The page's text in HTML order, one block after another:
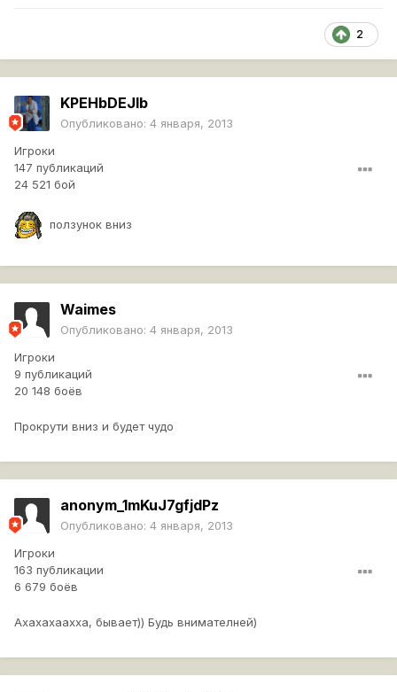
2
KPEHbDEJlb
Опубликовано: 4 января, 2013
Игроки
147 публикаций
24 521 бой
ползунок вниз
Waimes
Опубликовано: 4 января, 2013
Игроки
9 публикаций
20 148 боёв
Прокрути вниз и будет чудо
anonym_1mKuJ7gfjdPz
Опубликовано: 4 января, 2013
Игроки
163 публикации
6 679 боёв
Ахахахаахха, бывает)) Будь внимателней)